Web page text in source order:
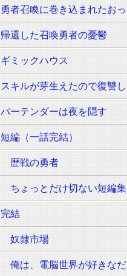
帰還した召喚勇者の憂鬱
ギミックハウス
バーテンダーは夜を隠す
短編（一話完結）
歴戦の勇者
ちょっとだけ切ない短編集
完結
奴隷市場